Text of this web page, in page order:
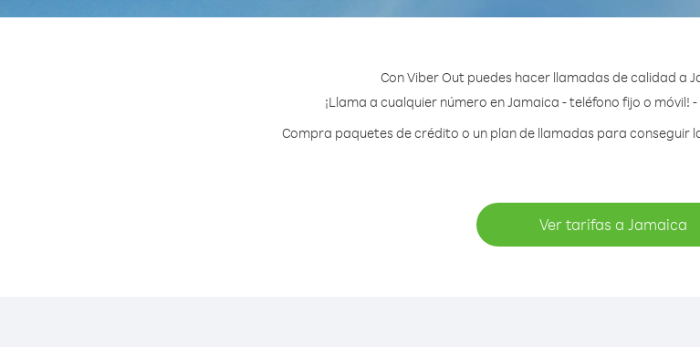
Con Viber Out puedes hacer llamadas de calidad a
¡Llama a cualquier número en Jamaica - teléfono fijo o móvil!
Compra paquetes de crédito o un plan de llamadas para conseguir
Ver tarifas a Jamaica